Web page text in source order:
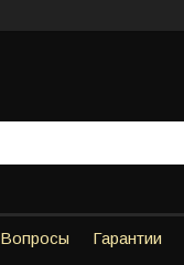
Вопросы Гарантии